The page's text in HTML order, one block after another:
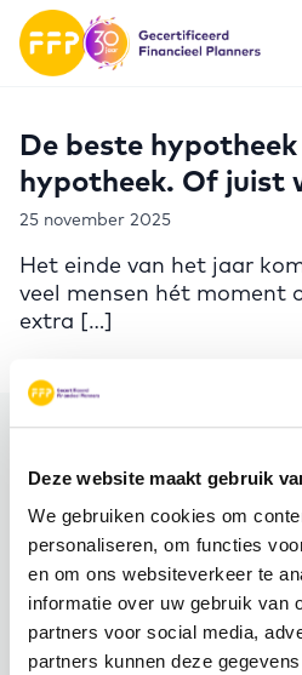
Deze website maakt gebruik
We gebruiken cookies om
personaliseren, om functies
en om ons websiteverkeer te
informatie over uw gebruik van
partners voor social media,
partners kunnen deze
De beste hypotheek
hypotheek. Of juist
25 november 2025
Het einde van het jaar
veel mensen hét moment
extra […]
Meer FFP
Word ambassadeur!
Evenementen
Schrijf je in voor de
Financiële planning voor